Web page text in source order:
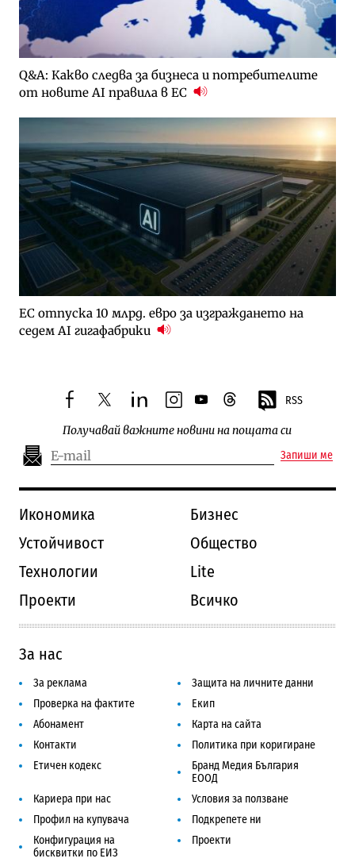
Q&A: Какво следва за бизнеса и потребителите
от новите AI правила в ЕС
ЕС отпуска 10 млрд. евро за изграждането на
седем AI гигафабрики
facebooktwitterlinkedininstagram
youtubethreads RSS
Получавай важните новини на пощата си
Запиши ме
Икономика
Бизнес
Устойчивост
Общество
Технологии
Lite
Проекти
Всичко
За нас
За реклама
Защита на личните данни
Проверка на фактите
Екип
Абонамент
Карта на сайта
Контакти
Политика при коригиране
Етичен кодекс
Бранд Медия България
ЕООД
Кариера при нас
Условия за ползване
Профил на купувача
Подкрепете ни
Конфигурация на
бисквитки по ЕИЗ
Проекти